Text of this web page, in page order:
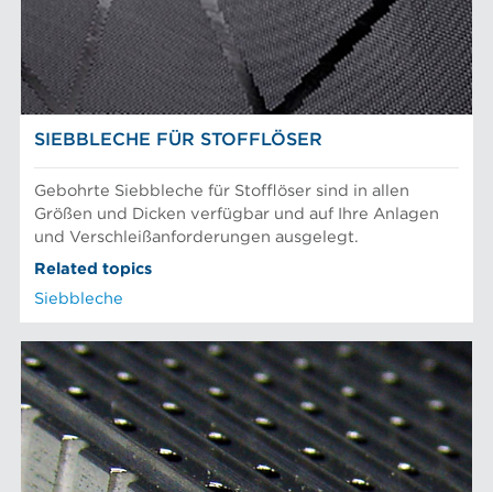
Prüfung und Labor
Recyclingfasern
Siebkörbe und Mahlplatten für die Industrie
AFT-NACHRICHTEN
SIEBBLECHE FÜR STOFFLÖSER
Gebohrte Siebbleche für Stofflöser sind in allen
Größen und Dicken verfügbar und auf Ihre Anlagen
und Verschleißanforderungen ausgelegt.
Related topics
Siebbleche